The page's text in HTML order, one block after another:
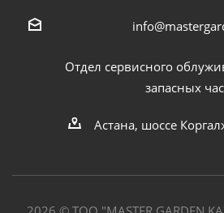
Отдел сервисного
запасных
Астана, шоссе